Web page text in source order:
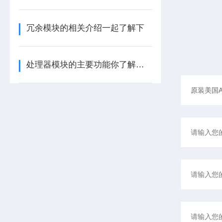
冗余模块的相关介绍一起了解下
处理器模块的主要功能你了解多少呢